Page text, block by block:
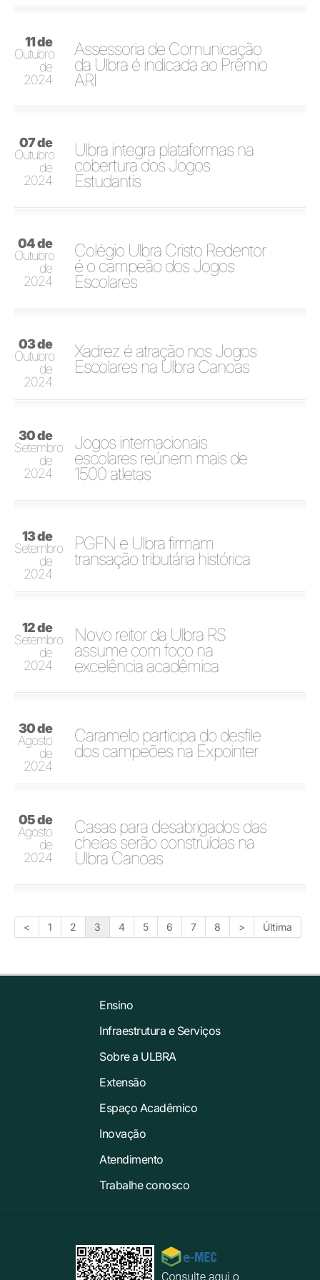
11 de
Outubro
de
2024
Assessoria de Comunicação
da Ulbra é indicada ao Prêmio
ARI
07 de
Outubro
de
2024
Ulbra integra plataformas na
cobertura dos Jogos
Estudantis
04 de
Outubro
de
2024
Colégio Ulbra Cristo Redentor
é o campeão dos Jogos
Escolares
03 de
Outubro
de
2024
Xadrez é atração nos Jogos
Escolares na Ulbra Canoas
30 de
Setembro
de
2024
Jogos internacionais
escolares reúnem mais de
1500 atletas
13 de
Setembro
de
2024
PGFN e Ulbra firmam
transação tributária histórica
12 de
Setembro
de
2024
Novo reitor da Ulbra RS
assume com foco na
excelência acadêmica
30 de
Agosto
de
2024
Caramelo participa do desfile
dos campeões na Expointer
05 de
Agosto
de
2024
Casas para desabrigados das
cheias serão construídas na
Ulbra Canoas
< 1 2 3 4 5 6 7 8 > Última
Ensino
Infraestrutura e Serviços
Sobre a ULBRA
Extensão
Espaço Acadêmico
Inovação
Atendimento
Trabalhe conosco